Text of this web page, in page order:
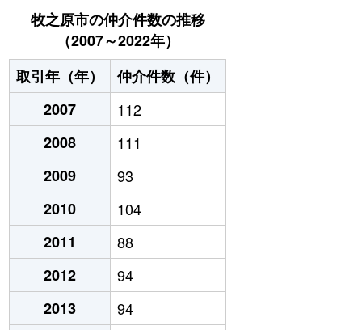
牧之原市の仲介件数の推移
（2007～2022年）
取引年（年）
仲介件数（件）
2007
112
2008
111
2009
93
2010
104
2011
88
2012
94
2013
94